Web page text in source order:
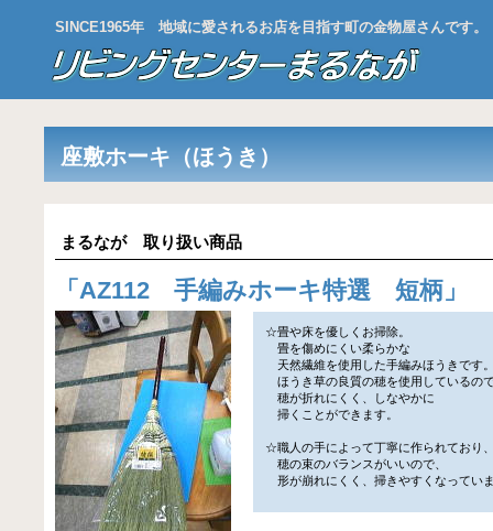
SINCE1965年 地域に愛されるお店を目指す町の金物屋さんです。
座敷ホーキ（ほうき）
まるなが 取り扱い商品
「 AZ112 手編みホーキ特選 短柄 」
☆畳や床を優しくお掃除。
畳を傷めにくい柔らかな
天然繊維を使用した手編みほうきです
ほうき草の良質の穂を使用しているの
穂が折れにくく、しなやかに
掃くことができます。
☆職人の手によって丁寧に作られており
穂の束のバランスがいいので、
形が崩れにくく、掃きやすくなってい